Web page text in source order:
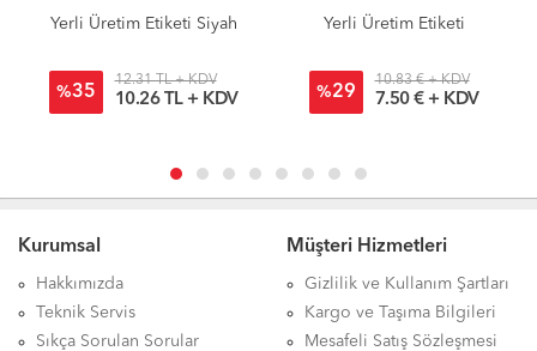
Yerli Üretim Etiketi
%29
10.83 € + KDV
7.50 € + KDV
Yem Etiketi 100mm x 300
%10
25.00 $ + KDV
20.00 $ + KDV
Kurumsal
Hakkımızda
Teknik Servis
Sıkça Sorulan Sorular
Müşteri Hizmetleri
Gizlilik ve Kullanım Şartları
Kargo ve Taşıma Bilgileri
Mesafeli Satış Sözleşmesi